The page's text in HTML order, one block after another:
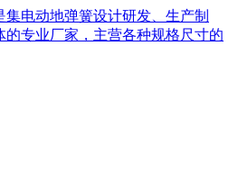
电动地弹簧设计研发、生产制
的专业厂家，主营各种规格尺寸的